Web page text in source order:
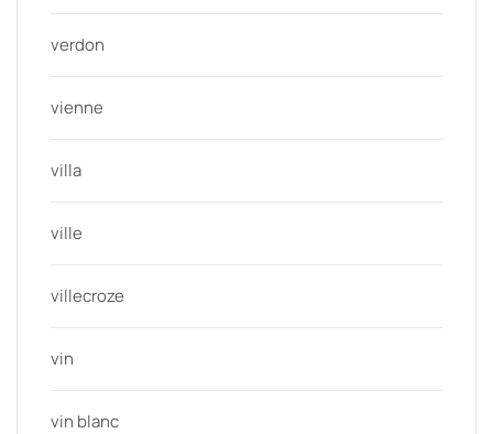
verdon
vienne
villa
ville
villecroze
vin
vin blanc